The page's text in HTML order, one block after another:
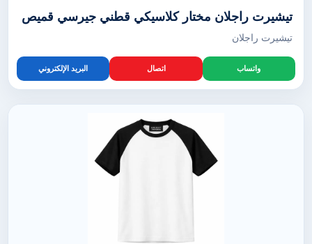
تيشيرت راجلان مختار كلاسيكي قطني جيرسي قميص
تيشيرت راجلان
واتساب اتصال البريد الإلكتروني